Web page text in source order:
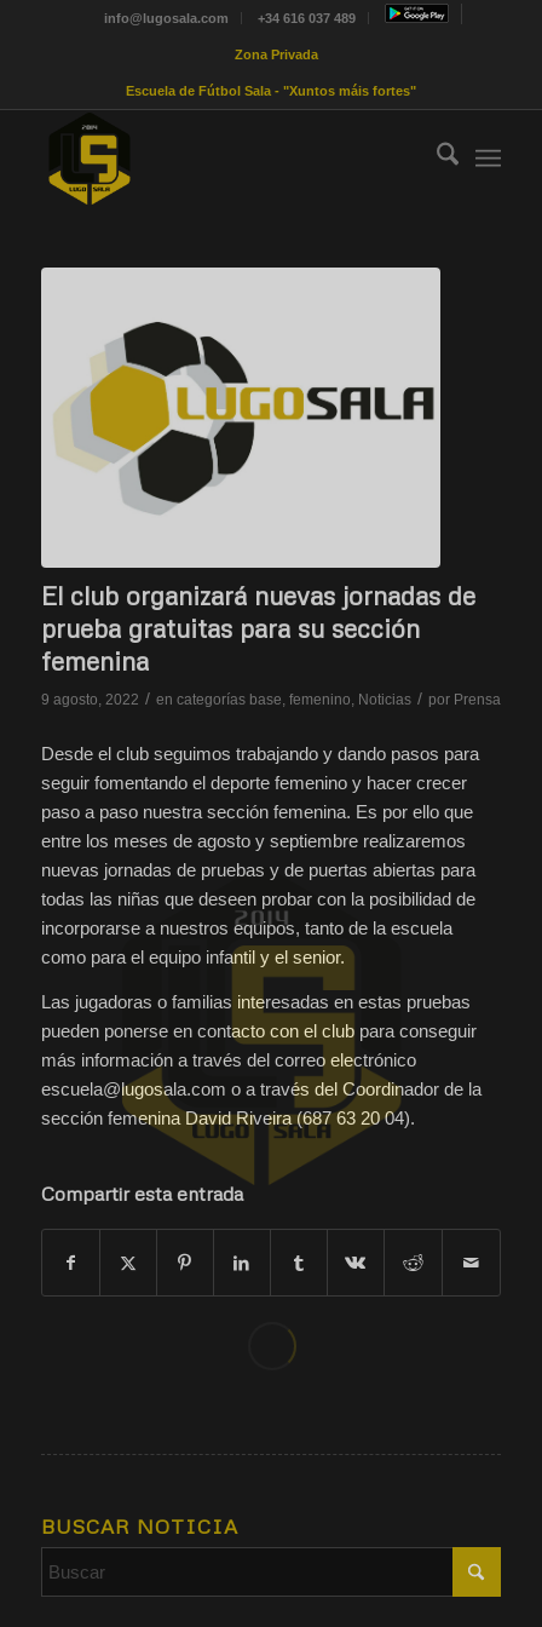
info@lugosala.com +34 616 037 489
Zona Privada
Escuela de Fútbol Sala - "Xuntos máis fortes"
El club organizará nuevas jornadas de
prueba gratuitas para su sección
femenina
9 agosto, 2022 / en categorías base, femenino, Noticias / por Prensa
Desde el club seguimos trabajando y dando pasos para
seguir fomentando el deporte femenino y hacer crecer
paso a paso nuestra sección femenina. Es por ello que
entre los meses de agosto y septiembre realizaremos
nuevas jornadas de pruebas y de puertas abiertas para
todas las niñas que deseen probar con la posibilidad de
incorporarse a nuestros equipos, tanto de la escuela
como para el equipo infantil y el senior.
Las jugadoras o familias interesadas en estas pruebas
pueden ponerse en contacto con el club para conseguir
más información a través del correo electrónico
escuela@lugosala.com o a través del Coordinador de la
sección femenina David Riveira (687 63 20 04).
Compartir esta entrada
BUSCAR NOTICIA